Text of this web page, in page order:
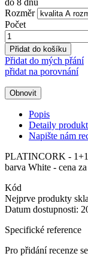
do 8 dnů
Rozměr
Počet
Přidat do košíku
Přidat do mých přání
přidat na porovnání
Popis
Detaily
Napište nám
PLATINCORK -
barva White - cena
Kód
Nejprve produkty
Datum dostupnosti:
Specifické reference
Pro přidání recenze